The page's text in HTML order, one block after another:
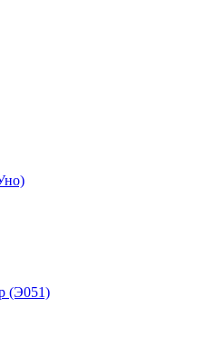
(Э051)